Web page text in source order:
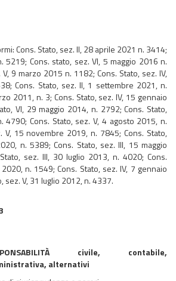
Cons. Stato, sez. II, 28 aprile 2021 n. 3414;
5219; Cons. stato, sez. VI, 5 maggio 2016 n.
9 marzo 2015 n. 1182; Cons. Stato, sez. IV,
Cons. Stato, sez. II, 1 settembre 2021, n.
2011, n. 3; Cons. Stato, sez. IV, 15 gennaio
VI, 29 maggio 2014, n. 2792; Cons. Stato,
4790; Cons. Stato, sez. V, 4 agosto 2015, n.
V, 15 novembre 2019, n. 7845; Cons. Stato,
n. 5389; Cons. Stato, sez. III, 15 maggio
sez. III, 30 luglio 2013, n. 4020; Cons.
n. 1549; Cons. Stato, sez. IV, 7 gennaio
sez. V, 31 luglio 2012, n. 4337.
civile, contabile,
alternativi